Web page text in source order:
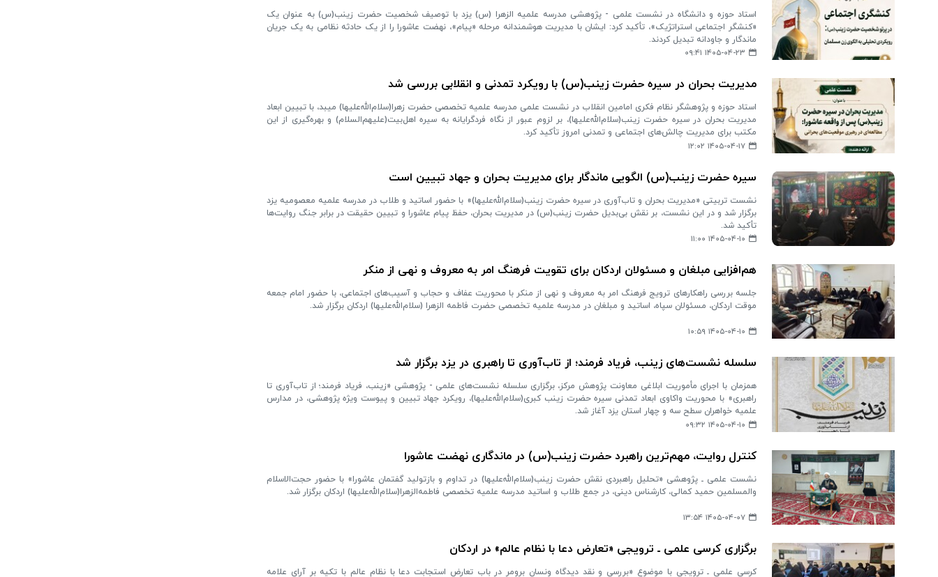
استاد حوزه و دانشگاه در نشست علمی - پژوهشی مدرسه علمیه الزهرا (س) یزد با توصیف شخصیت حضرت زینب(س) به عنوان یک
«کنشگر اجتماعی استراتژیک»، تأکید کرد: ایشان با مدیریت هوشمندانه مرحله «پیام»، نهضت عاشورا را از یک حادثه نظامی به یک جریان
ماندگار و جاودانه تبدیل کردند.
۱۴۰۵-۰۴-۲۳ ۰۹:۴۱
مدیریت بحران در سیره حضرت زینب(س) با رویکرد تمدنی و انقلابی بررسی شد
استاد حوزه و پژوهشگر نظام فکری امامین انقلاب در نشست علمی مدرسه علمیه تخصصی حضرت زهرا(سلام‌الله‌علیها) میبد، با تبیین ابعاد
مدیریت بحران در سیره حضرت زینب(سلام‌الله‌علیها)، بر لزوم عبور از نگاه فردگرایانه به سیره اهل‌بیت(علیهم‌السلام) و بهره‌گیری از این
مکتب برای مدیریت چالش‌های اجتماعی و تمدنی امروز تأکید کرد.
۱۴۰۵-۰۴-۱۷ ۱۲:۰۲
سیره حضرت زینب(س) الگویی ماندگار برای مدیریت بحران و جهاد تبیین است
نشست تربیتی «مدیریت بحران و تاب‌آوری در سیره حضرت زینب(سلام‌الله‌علیها)» با حضور اساتید و طلاب در مدرسه علمیه معصومیه یزد
برگزار شد و در این نشست، بر نقش بی‌بدیل حضرت زینب(س) در مدیریت بحران، حفظ پیام عاشورا و تبیین حقیقت در برابر جنگ روایت‌ها
تأکید شد.
۱۴۰۵-۰۴-۱۰ ۱۱:۰۰
هم‌افزایی مبلغان و مسئولان اردکان برای تقویت فرهنگ امر به معروف و نهی از منکر
جلسه بررسی راهکارهای ترویج فرهنگ امر به معروف و نهی از منکر با محوریت عفاف و حجاب و آسیب‌های اجتماعی، با حضور امام جمعه
موقت اردکان، مسئولان سپاه، اساتید و مبلغان در مدرسه علمیه تخصصی حضرت فاطمه الزهرا (سلام‌الله‌علیها) اردکان برگزار شد.
۱۴۰۵-۰۴-۱۰ ۱۰:۵۹
سلسله نشست‌های زینب، فریاد فرمند؛ از تاب‌آوری تا راهبری در یزد برگزار شد
همزمان با اجرای مأموریت ابلاغی معاونت پژوهش مرکز، برگزاری سلسله نشست‌های علمی - پژوهشی «زینب، فریاد فرمند؛ از تاب‌آوری تا
راهبری» با محوریت واکاوی ابعاد تمدنی سیره حضرت زینب کبری(سلام‌الله‌علیها)، رویکرد جهاد تبیین و پیوست ویژه پژوهشی، در مدارس
علمیه خواهران سطح سه و چهار استان یزد آغاز شد.
۱۴۰۵-۰۴-۱۰ ۰۹:۳۲
کنترل روایت، مهم‌ترین راهبرد حضرت زینب(س) در ماندگاری نهضت عاشورا
نشست علمی ـ پژوهشی «تحلیل راهبردی نقش حضرت زینب(سلام‌الله‌علیها) در تداوم و بازتولید گفتمان عاشورا» با حضور حجت‌الاسلام
والمسلمین حمید کمالی، کارشناس دینی، در جمع طلاب و اساتید مدرسه علمیه تخصصی فاطمه‌الزهرا(سلام‌الله‌علیها) اردکان برگزار شد.
۱۴۰۵-۰۴-۰۷ ۱۳:۵۴
برگزاری کرسی علمی ـ ترویجی «تعارض دعا با نظام عالم» در اردکان
کرسی علمی ـ ترویجی با موضوع «بررسی و نقد دیدگاه ونسان برومر در باب تعارض استجابت دعا با نظام عالم با تکیه بر آرای علامه